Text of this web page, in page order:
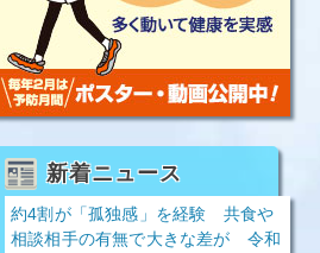
新着ニュース
約4割が「孤独感」を経験 共食や
相談相手の有無で大きな差が 令和